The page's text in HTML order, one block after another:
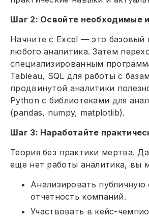
Шаг 2: Освойте необходимые
Начните с Excel — это базовый
любого аналитика. Затем
специализированным
Tableau, SQL для работы с
продвинутой аналитики
Python с библиотеками для
(pandas, numpy, matplotlib).
Шаг 3: Наработайте
Теория без практики мертва.
еще нет работы аналитика, вы
Анализировать
отчетность компаний.
Участвовать в кейс-